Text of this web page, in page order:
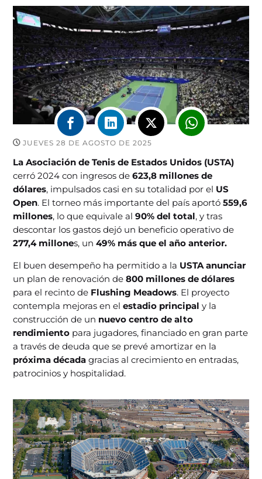
JUEVES 28 DE AGOSTO DE 2025
La Asociación de Tenis de Estados Unidos (USTA)
cerró 2024 con ingresos de623,8 millones de
dólares, impulsados casi en su totalidad por el US
Open. El torneo más importante del país aportó559,6
millones, lo que equivale al90% del total, y tras
descontar los gastos dejó un beneficio operativo de
277,4 millones, un49% más que el año anterior.
El buen desempeño ha permitido a la USTA anunciar
un plan de renovación de 800 millones de dólares
para el recinto de Flushing Meadows. El proyecto
contempla mejoras en elestadio principal y la
construcción de un nuevo centro de alto
rendimiento para jugadores, financiado en gran parte
a través de deuda que se prevé amortizar en la
próxima década gracias al crecimiento en entradas,
patrocinios y hospitalidad.